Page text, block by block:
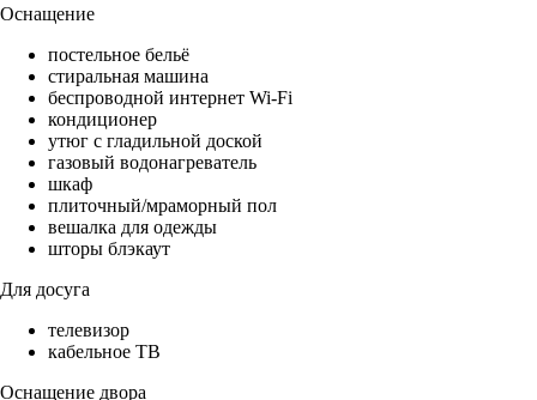
Оснащение
постельное бельё
стиральная машина
беспроводной интернет Wi-Fi
кондиционер
утюг с гладильной доской
газовый водонагреватель
шкаф
плиточный/мраморный пол
вешалка для одежды
шторы блэкаут
Для досуга
телевизор
кабельное ТВ
Оснащение двора